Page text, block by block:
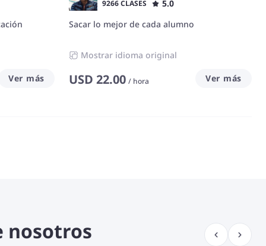
Ver más
9266 CLASES
5.0
Sacar lo mejor de cada alumno
Mostrar idioma original
USD 22.00 / hora Ver más
nosotros